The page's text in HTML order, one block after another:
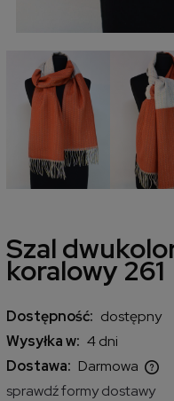
Szal
koralowy 261
Dostępność: dostępny
Wysyłka w: 4 dni
Dostawa: Darmowa
Cena nie zawiera
sprawdź formy dostawy